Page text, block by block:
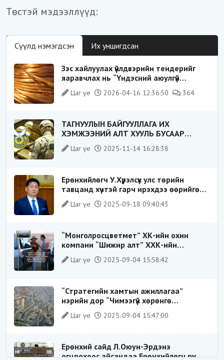
Төстэй мэдээллүүд:
Сүүлд нэмэгдсэн Их уншигдсан
Зэс хайлуулах үйлдвэрийн тендерийг
яаравчлах нь “Үндэсний аюулгүй
байдал“-д эрсдэлтэй юу?
Цаг үе 2026-04-16 12:36:50 364
ТАГНУУЛЫН БАЙГУУЛЛАГА ИХ
ХЭМЖЭЭНИЙ АЛТ ХУУЛЬ БУСААР
ХИЛЭЭР ГАРГАХ ГЭЖ БАЙСАН
ҮЙЛДЛИЙГ ТАСЛАН ЗОГСООЛОО
Цаг үе 2025-11-14 16:28:38
Ерөнхийлөгч У.Хүрэлсүх улс төрийн
тавцанд хүчтэй гарч ирэхдээ өөрийгөө
шударга ёсны төлөө тэмцэгч, “хуучин
тогтолцооны хонгилыг нураагч” гэсэн
Цаг үе 2025-09-18 09:40:43
“Монголросцветмет” ХК-ийн охин
компани “Шижир алт” ХХК-ийн
Гүйцэтгэх захирлаар ажиллаж байсан
О.Баттөмөрт холбогдох хэрэг хаашаа
Цаг үе 2025-09-04 15:58:42
“Стратегийн хамтын ажиллагаа”
нэрийн дор “Чимээгүй хөрөнгө
хуримтлал”
Цаг үе 2025-09-04 15:47:00
Ерөнхий сайд Л.Оюун-Эрдэнэ
огцрохоос айсандаа Ерөнхийлөгч рүү